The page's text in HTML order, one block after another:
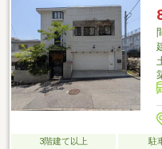
ェーン徳山一の井手店まで徒
ととくやま店まで徒歩約19
約20分（約1530ｍ）
3階建て以上 駐